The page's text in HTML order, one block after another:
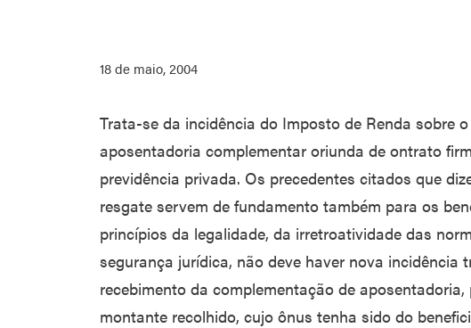
18 de maio, 2004
Trata-se da incidência do Imposto de Renda sobre
aposentadoria complementar oriunda de ontrato
previdência privada. Os precedentes citados que
resgate servem de fundamento também para os
princípios da legalidade, da irretroatividade das
segurança jurídica, não deve haver nova incidência
recebimento da complementação de
montante recolhido, cujo ônus tenha sido do